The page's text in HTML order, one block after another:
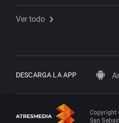
Ver todo
DESCARGA LA APP
Copyright
San